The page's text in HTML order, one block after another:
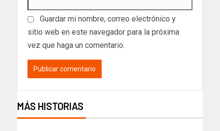
Guardar mi nombre, correo electrónico y
sitio web en este navegador para la próxima
vez que haga un comentario.
MÁS HISTORIAS